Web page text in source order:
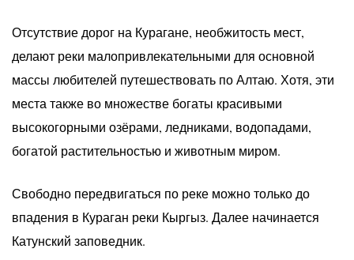
Отсутствие дорог на Курагане, необжитость мест,
делают реки малопривлекательными для основной
массы любителей путешествовать по Алтаю. Хотя, эти
места также во множестве богаты красивыми
высокогорными озёрами, ледниками, водопадами,
богатой растительностью и животным миром.
Свободно передвигаться по реке можно только до
впадения в Кураган реки Кыргыз. Далее начинается
Катунский заповедник.